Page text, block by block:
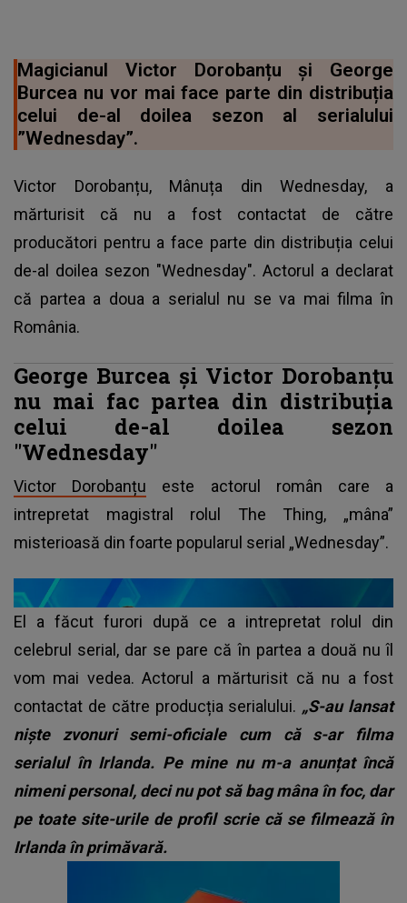
Magicianul Victor Dorobanțu și George
Burcea nu vor mai face parte din distribuția
celui de-al doilea sezon al serialului
”Wednesday”.
Victor Dorobanțu, Mânuța din Wednesday, a
mărturisit că nu a fost contactat de către
producători pentru a face parte din distribuția celui
de-al doilea sezon "Wednesday". Actorul a declarat
că partea a doua a serialul nu se va mai filma în
România.
George Burcea și Victor Dorobanțu
nu mai fac partea din distribuția
celui de-al doilea sezon
"Wednesday"
Victor Dorobanțu este actorul român care a
intrepretat magistral rolul The Thing, „mâna”
misterioasă din foarte popularul serial „Wednesday”.
El a făcut furori după ce a intrepretat rolul din
celebrul serial, dar se pare că în partea a două nu îl
vom mai vedea. Actorul a mărturisit că nu a fost
contactat de către producția serialului. „S-au lansat
niște zvonuri semi-oficiale cum că s-ar filma
serialul în Irlanda. Pe mine nu m-a anunțat încă
nimeni personal, deci nu pot să bag mâna în foc, dar
pe toate site-urile de profil scrie că se filmează în
Irlanda în primăvară.